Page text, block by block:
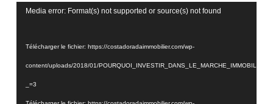
Lecteur
Media error: Format(s) not supported or source(s) not found
Télécharger le fichier: https://costadoradaimmobilier.com/wp-
content/uploads/2018/01/
_=3